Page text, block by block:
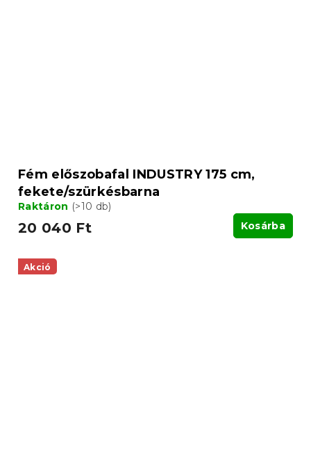
Fém előszobafal INDUSTRY 175 cm,
fekete/szürkésbarna
Raktáron (>10 db)
20 040 Ft Kosárba
Akció